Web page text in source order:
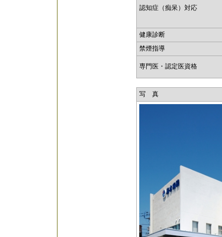
認知症（痴呆）対応
健康診断
禁煙指導
専門医・認定医資格
写 真